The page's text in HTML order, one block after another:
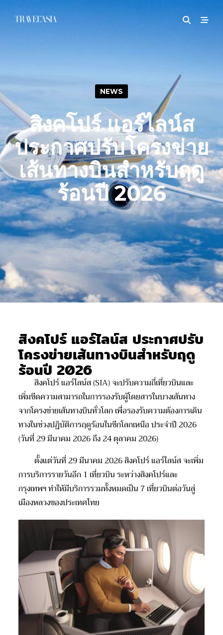
NEWS
สิงคโปร์ แอร์ไลน์ส
ประกาศปรับโครงข่าย
เส้นทางบินสำหรับฤดู
ร้อนปี 2026
สิงคโปร์ แอร์ไลน์ส ประกาศปรับ
โครงข่ายเส้นทางบินสำหรับฤดู
ร้อนปี 2026
สิงคโปร์ แอร์ไลน์ส (SIA) จะปรับความถี่เที่ยวบินและ
เพิ่มขีดความสามารถในการรองรับผู้โดยสารในบางเส้นทาง
จากโครงข่ายเส้นทางบินทั่วโลก เพื่อรองรับความต้องการเดิน
ทางในช่วงปฏิบัติการฤดูร้อนในซีกโลกเหนือ ประจำปี 2026
(วันที่ 29 มีนาคม 2026 ถึง 24 ตุลาคม 2026)
ตั้งแต่วันที่ 29 มีนาคม 2026 สิงคโปร์ แอร์ไลน์ส จะเพิ่ม
การบริการรายวันอีก 1 เที่ยวบิน ระหว่างสิงคโปร์และ
กรุงเทพฯ ทำให้มีบริการรวมทั้งหมดเป็น 7 เที่ยวบินต่อวันสู่
เมืองหลวงของประเทศไทย